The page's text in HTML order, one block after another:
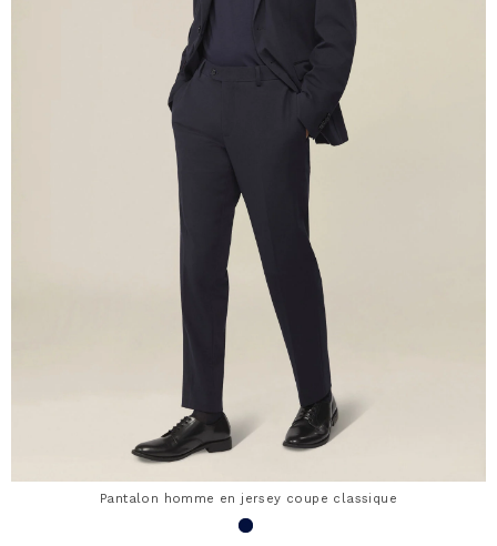
Pantalon homme en jersey coupe classique